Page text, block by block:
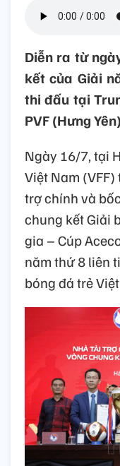
Diễn ra từ
kết của Giải
thi đấu tại
PVF (Hưng
Ngày 16/7, tại
Việt Nam
trợ chính và
chung kết Giải
gia – Cúp
năm thứ 8 liên
bóng đá trẻ